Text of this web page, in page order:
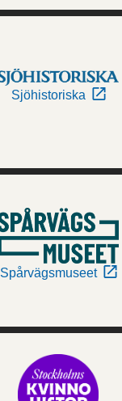
Sjöhistoriska
Spårvägsmuseet